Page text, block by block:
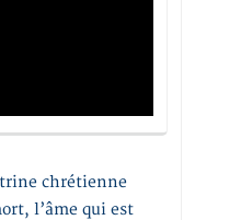
chrétienne
l’âme qui est